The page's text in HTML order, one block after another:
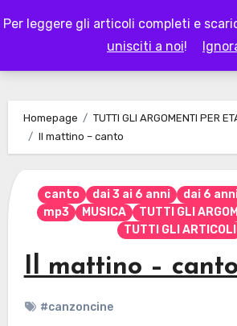
Per leggere gli articoli completi e
unisciti a noi!
to
Homepage
TUTTI GLI ARGOMENTI PER
Il mattino – canto
canto dai 3 ai 6 anni dai 6
mp3
MUSICA
TUTTI GLI
TUTTI GLI ARTICOLI
Il mattino – canto
#canzoncine